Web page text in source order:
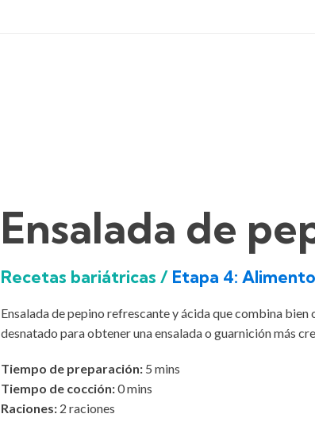
Ensalada de
Recetas bariátricas / Etapa 4:
Ensalada de pepino refrescante y ácida que combina
desnatado para obtener una ensalada o guarnición más
Tiempo de preparación: 5 mins
Tiempo de cocción:0mins
Raciones: 2 raciones